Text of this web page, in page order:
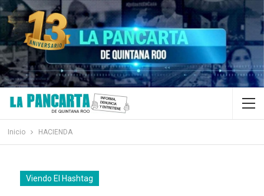
Inicio HACIENDA
Viendo El Hashtag